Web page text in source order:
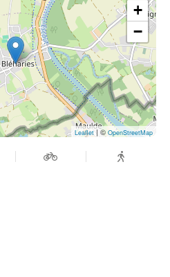
+
−
Leaflet| © OpenStreetMap